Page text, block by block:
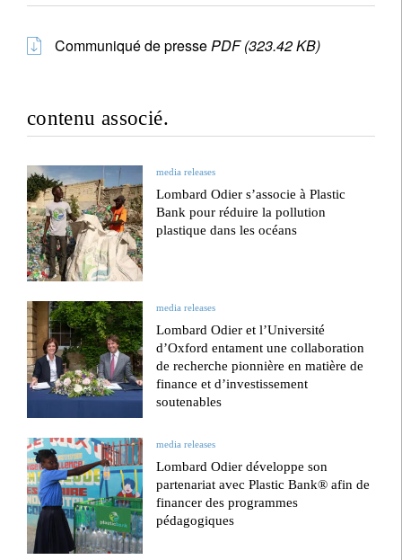
Communiqué de pressePDF (323.42 KB)
contenu associé.
media releases
Lombard Odier s’associe à Plastic
Bank pour réduire la pollution
plastique dans les océans
media releases
Lombard Odier et l’Université
d’Oxford entament une collaboration
de recherche pionnière en matière de
finance et d’investissement
soutenables
media releases
Lombard Odier développe son
partenariat avec Plastic Bank® afin de
financer des programmes
pédagogiques